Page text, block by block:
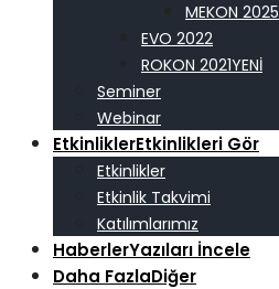
MEKON 2025
EVO 2022
ROKON 2021
Seminer
Webinar
EtkinliklerEtkinlikleri Gör
Etkinlikler
Etkinlik Takvimi
Katılımlarımız
HaberlerYazıları İncele
Daha FazlaDiğer